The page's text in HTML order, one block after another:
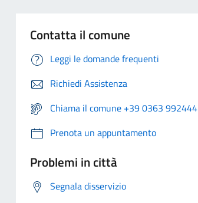
Contatta il comune
Leggi le domande frequenti
Richiedi Assistenza
Chiama il comune +39 0363 992444
Prenota un appuntamento
Problemi in città
Segnala disservizio